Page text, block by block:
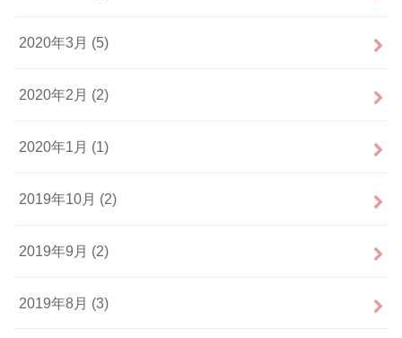
2020年3月 (5)
2020年2月 (2)
2020年1月 (1)
2019年10月 (2)
2019年9月 (2)
2019年8月 (3)